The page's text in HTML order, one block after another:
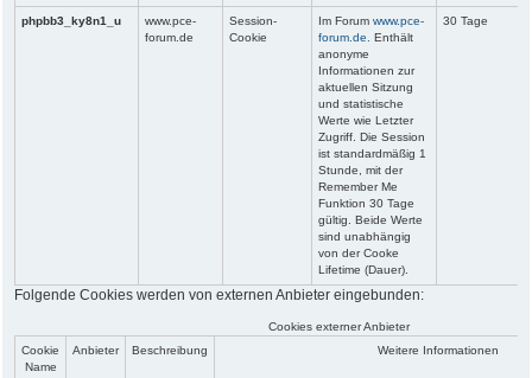
phpbb3_ky8n1_u
www.pce-
forum.de
Session-
Cookie
Im Forum www.pce-
forum.de.
Enthält
anonyme
Informationen zur
aktuellen Sitzung
und statistische
Werte wie Letzter
Zugriff. Die Session
ist standardmäßig 1
Stunde, mit der
Remember Me
Funktion 30 Tage
gültig. Beide Werte
sind unabhängig
von der Cooke
Lifetime (Dauer).
30 Tage
Folgende Cookies werden von externen Anbieter eingebunden:
Cookies externer Anbieter
Cookie
Name
Anbieter Beschreibung Weitere Informationen